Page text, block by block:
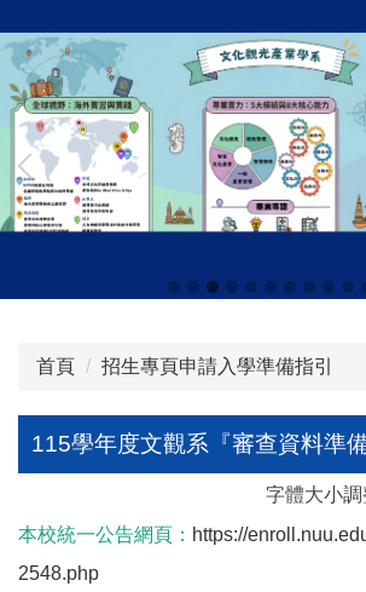
到
主
要
內
容
區
首頁 招生專頁申請入學準備指引
115學年度文觀系『審查資料準備
字體大小調
本校統一公告網頁： https://
2548.php